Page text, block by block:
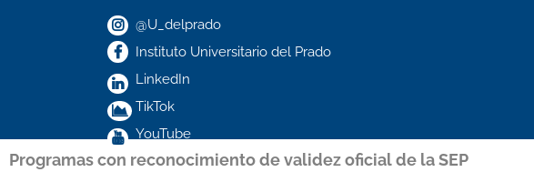
@U_delprado
Instituto Universitario del Prado
LinkedIn
TikTok
YouTube
Programas con reconocimiento de validez oficial de la SEP